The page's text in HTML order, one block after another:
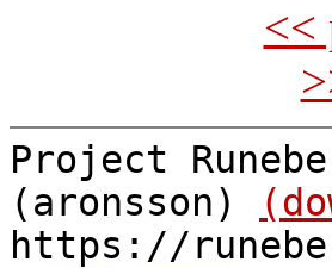
<<
Project
(aronsson)
https://